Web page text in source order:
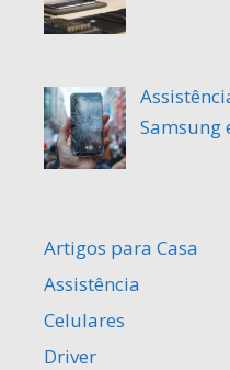
Samsung
Artigos para Casa
Assistência
Celulares
Driver